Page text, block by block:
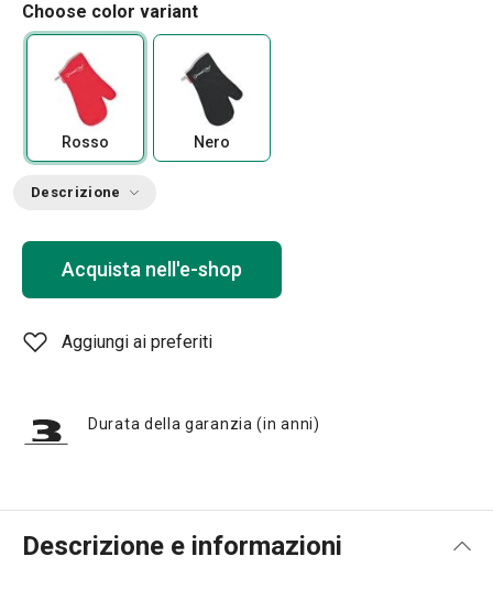
Choose color variant
Rosso Nero
Descrizione
Acquista nell'e-shop
Aggiungi ai preferiti
Durata della garanzia (in anni)
Descrizione e informazioni